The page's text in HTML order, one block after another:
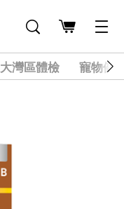
大灣區體檢 寵物健